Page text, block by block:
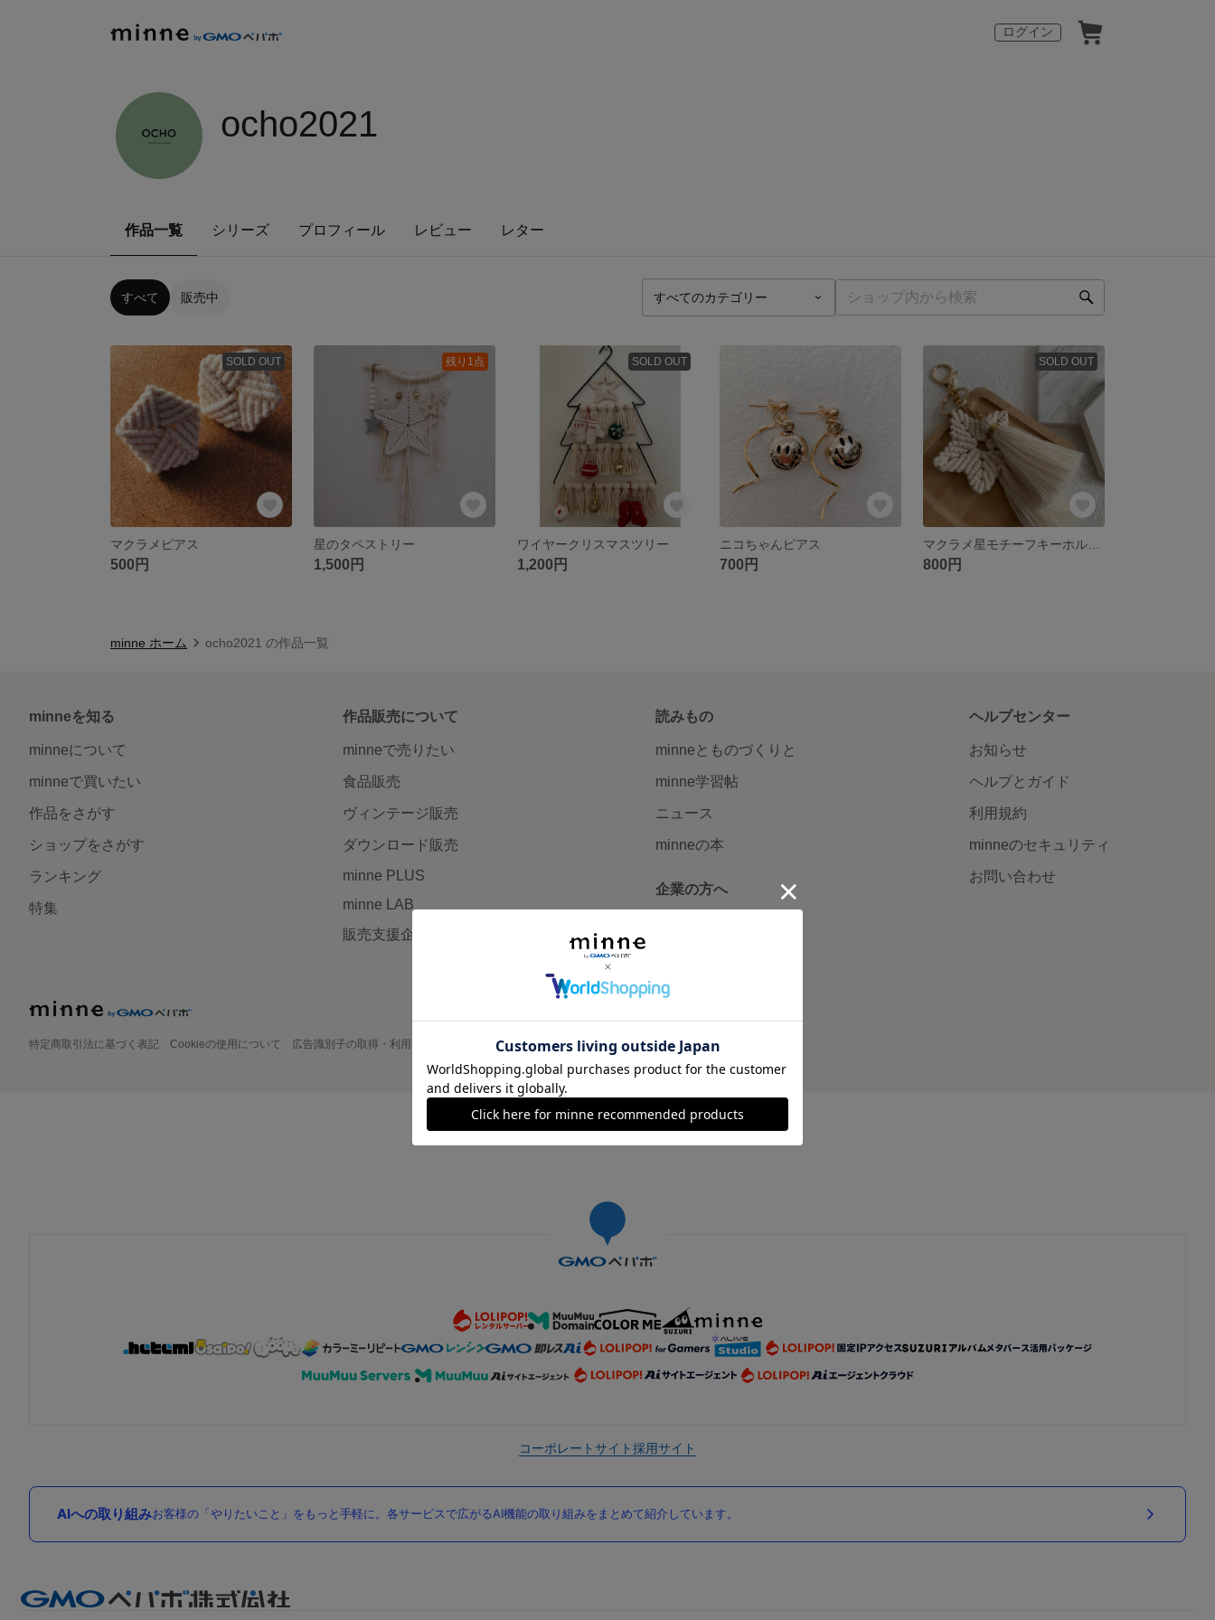
ログイン
ocho2021
作品一覧 シリーズ プロフィール レビュー レター
すべて 販売中
SOLD OUT
マクラメピアス
500円
残り1点
星のタペストリー
1,500円
SOLD OUT
ワイヤークリスマスツリー
1,200円
ニコちゃんピアス
700円
SOLD OUT
800円
minne ホーム ocho2021 の作品一覧
minneを知る
minneについて
minneで買いたい
作品をさがす
ショップをさがす
ランキング
特集
作品販売について
minneで売りたい
食品販売
ヴィンテージ販売
ダウンロード販売
minne PLUS
minne LAB
販売支援企画・イベント
読みもの
minneとものづくりと
minne学習帖
ニュース
minneの本
企業の方へ
ヘルプセンター
お知らせ
ヘルプとガイド
利用規約
minneのセキュリティ
お問い合わせ
特定商取引法に基づく表記 Cookieの使用について 広告識別子の取得・利用 プライバシーポリシー 会社概要 採用情報 メディアキット
©GMO Pepabo, Inc. All rights reserved.
コーポレートサイト採用サイト
AIへの取り組みお客様の「やりたいこと」をもっと手軽に。各サービスで広がるAI機能の取り組みをまとめて紹介しています。